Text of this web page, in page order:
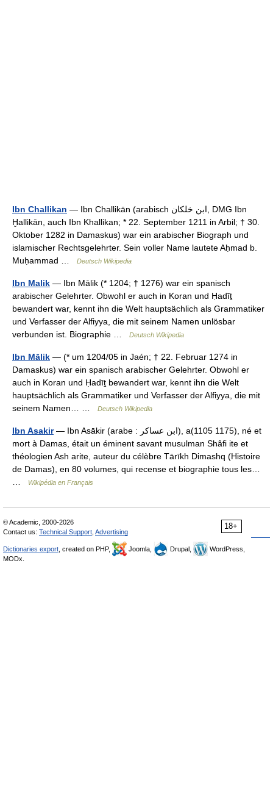
Ibn Challikan — Ibn Challikān (arabisch ‏ابن خلكان‎, DMG Ibn
Ḫallikān, auch Ibn Khallikan; * 22. September 1211 in Arbil; † 30.
Oktober 1282 in Damaskus) war ein arabischer Biograph und
islamischer Rechtsgelehrter. Sein voller Name lautete Aḥmad b.
Muḥammad …
Deutsch Wikipedia
Ibn Malik — Ibn Mālik (* 1204; † 1276) war ein spanisch
arabischer Gelehrter. Obwohl er auch in Koran und Ḥadīṯ
bewandert war, kennt ihn die Welt hauptsächlich als Grammatiker
und Verfasser der Alfiyya, die mit seinem Namen unlösbar
verbunden ist. Biographie …
Deutsch Wikipedia
Ibn Mālik — (* um 1204/05 in Jaén; † 22. Februar 1274 in
Damaskus) war ein spanisch arabischer Gelehrter. Obwohl er
auch in Koran und Ḥadīṯ bewandert war, kennt ihn die Welt
hauptsächlich als Grammatiker und Verfasser der Alfiyya, die mit
seinem Namen… …
Deutsch Wikipedia
Ibn Asakir— Ibn Asākir (arabe : ابن عساكر), a(1105 1175), né et
mort à Damas, était un éminent savant musulman Shâfi ite et
théologien Ash arite, auteur du célèbre Tārīkh Dimashq (Histoire
de Damas), en 80 volumes, qui recense et biographie tous les…
Wikipédia en Français
18+
© Academic, 2000-2026
Contact us: Technical Support Advertising
Dictionaries export , created on PHP, Joomla, Drupal,
WordPress,
MODx.